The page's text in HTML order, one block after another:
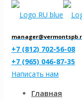
+7 (812) 702-56-08
+7 (965) 046-87-35
Написать нам
Главная